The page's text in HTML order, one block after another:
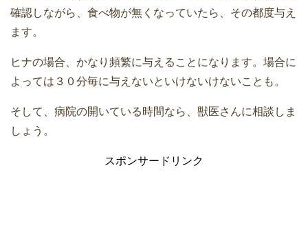
確認しながら、食べ物が無くなっていたら、その都度与え
ます。
ヒナの場合、かなり頻繁に与えることになります。場合に
よっては３０分毎に与えないといけないけないことも。
そして、病院の開いている時間なら、獣医さんに相談しま
しょう。
スポンサードリンク